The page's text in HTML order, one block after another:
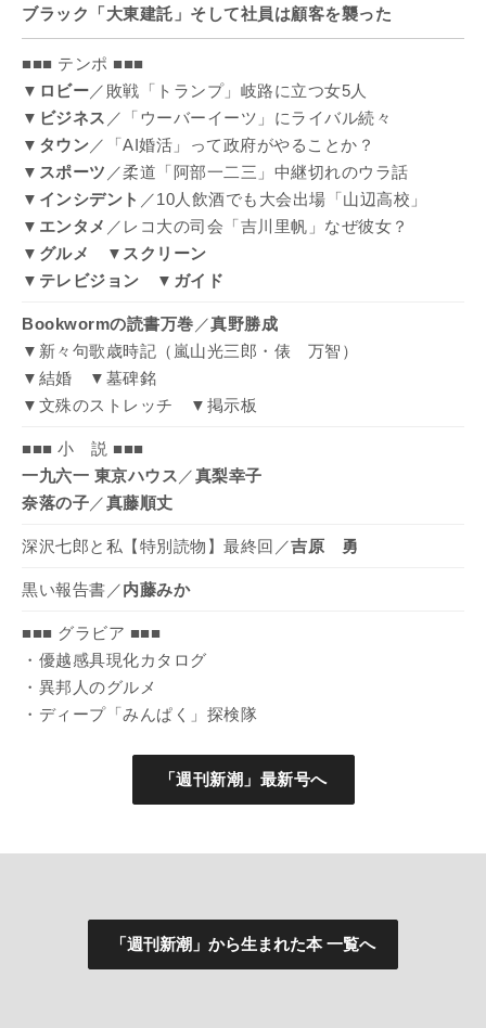
ブラック「大東建託」そして社員は顧客を襲った
■■■ テンポ ■■■
▼ ロビー／敗戦「トランプ」岐路に立つ女5人
▼ ビジネス ／「ウーバーイーツ」にライバル続々
▼ タウン／「AI婚活」って政府がやることか？
▼ スポーツ ／柔道「阿部一二三」中継切れのウラ話
▼ インシデント ／10人飲酒でも大会出場「山辺高校」
▼ エンタメ ／レコ大の司会「吉川里帆」なぜ彼女？
▼ グルメ ▼ スクリーン
▼ テレビジョン ▼ ガイド
Bookwormの読書万巻 ／真野勝成
▼新々句歌歳時記（嵐山光三郎・俵 万智）
▼結婚 ▼墓碑銘
▼文殊のストレッチ ▼掲示板
■■■ 小 説 ■■■
一九六一 東京ハウス ／真梨幸子
奈落の子／真藤順丈
深沢七郎と私【特別読物】最終回／吉原 勇
黒い報告書／内藤みか
■■■ グラビア ■■■
・優越感具現化カタログ
・異邦人のグルメ
・ディープ「みんぱく」探検隊
「週刊新潮」最新号へ
「週刊新潮」から生まれた本 一覧へ